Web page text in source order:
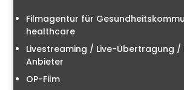
Filmagentur für
healthcare
Livestreaming / Live-Übertragung /
Anbieter
OP-Film